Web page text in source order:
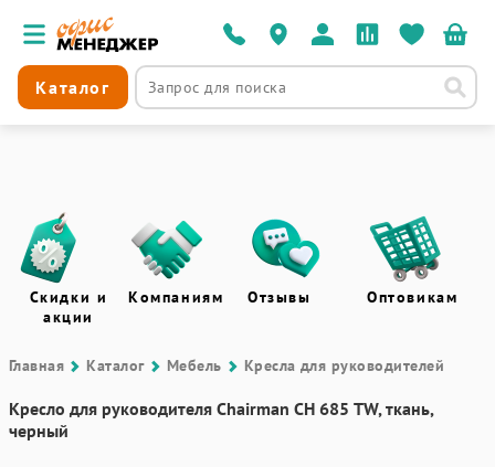
Каталог
Скидки и
акции
Компаниям Отзывы Оптовикам
Главная Каталог Мебель Кресла для руководителей
Кресло для руководителя Chairman СН 685 TW, ткань,
черный